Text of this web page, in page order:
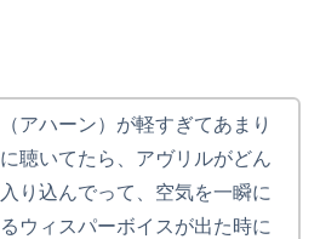
アハーン）が軽すぎてあまり
聴いてたら、アヴリルがどん
り込んでって、空気を一瞬に
ウィスパーボイスが出た時に